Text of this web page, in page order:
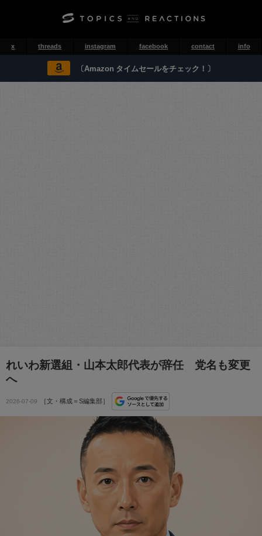
x threads instagram facebook contact info
〔Amazon タイムセールをチェック！〕
れいわ新選組・山本太郎代表が辞任 党名も変更
へ
2026-07-09 ［文・構成＝S編集部］